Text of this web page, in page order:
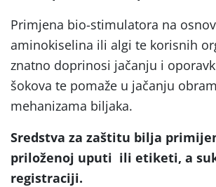
Primjena bio-stimulatora na
aminokiselina ili algi te korisnih
znatno doprinosi jačanju i
šokova te pomaže u jačanju
mehanizama biljaka.
Sredstva za zaštitu bilja
priloženoj uputi ili etiketi, a
registraciji.